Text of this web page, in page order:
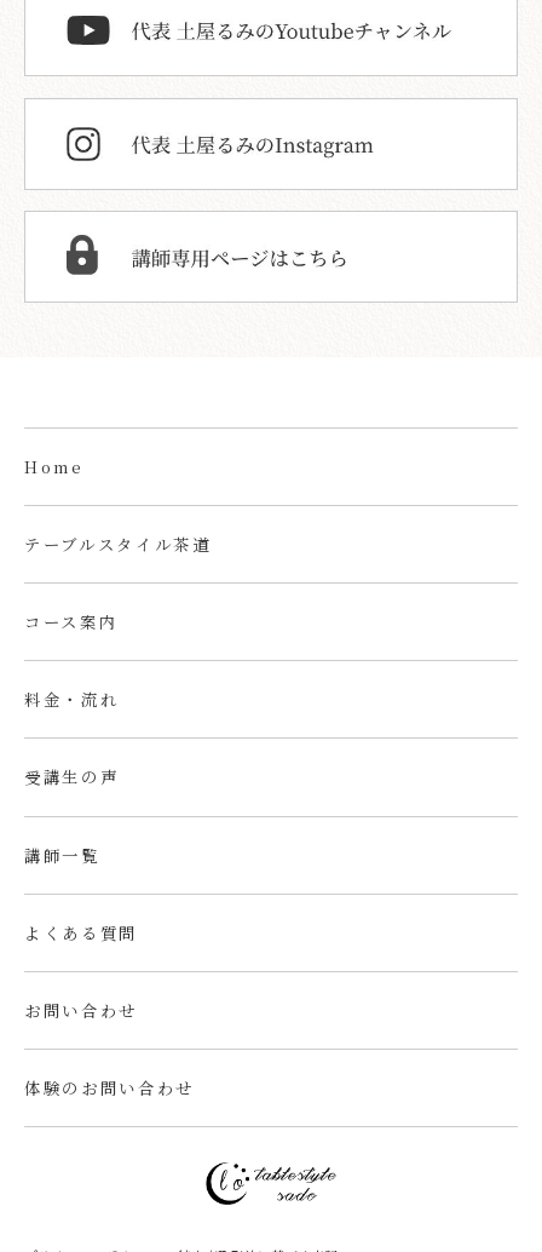
Home
テーブルスタイル茶道
コース案内
料金・流れ
受講生の声
講師一覧
よくある質問
お問い合わせ
体験のお問い合わせ